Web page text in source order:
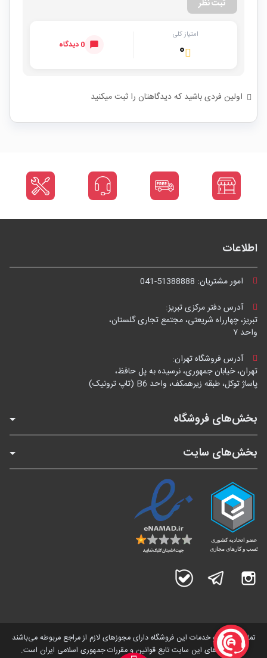
ثبت نظر
امتیاز کلی
۰ 0 دیدگاه
اولین فردی باشید که دیدگاهتان را ثبت میکنید
اطلاعات
امور مشتریان: 041-51388888
آدرس دفتر مرکزی تبریز:
تبریز، چهارراه شریعتی، مجتمع تجاری گلستان،
واحد ۷
آدرس فروشگاه تهران:
تهران، خیابان جمهوری، نرسیده به پل حافظ،
پاساژ توکل، طبقه زیرهمکف، واحد B6 (تاپ ترونیک)
بخش‌های فروشگاه
بخش‌های سایت
اینستاگرام تلگرام
تمامی کالاها و خدمات این فروشگاه دارای مجوز‌های لازم از مراجع مربوطه می‌باشند
و فعالیت های این سایت تابع قوانین و مقررات جمهوری اسلامی ایران است.